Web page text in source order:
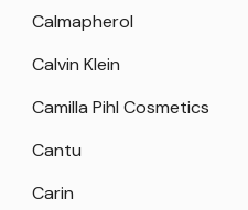
Calmapherol
Calvin Klein
Camilla Pihl Cosmetics
Cantu
Carin